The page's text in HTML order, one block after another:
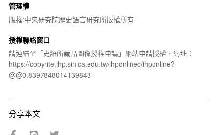
管理權
版權:中央研究院歷史語言研究所版權所有
授權聯絡窗口
請連結至「史語所藏品圖像授權申請」網站申請授權，網址：
https://copyrite.ihp.sinica.edu.tw/ihponlinec/ihponline?
@@0.8397848014139848
分享本文